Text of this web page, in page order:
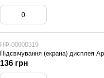
НФ-00000319
Підсвічування (екрана) дисплея
136 грн